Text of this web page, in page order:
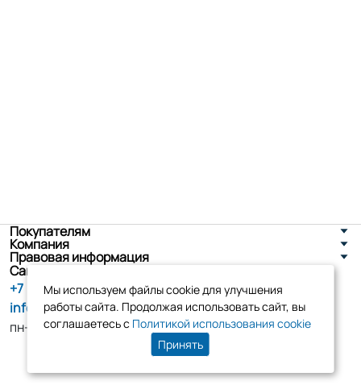
Покупателям
Компания
Правовая информация
Санкт-Петербург, ул. Новоселов д. 8
+7 (800) 555-86-90
info@tk-elko.ru
пн-пт, 10:00 - 18:00
Мы используем файлы cookie для улучшения
работы сайта. Продолжая использовать сайт, вы
соглашаетесь с Политикой использования cookie
Принять